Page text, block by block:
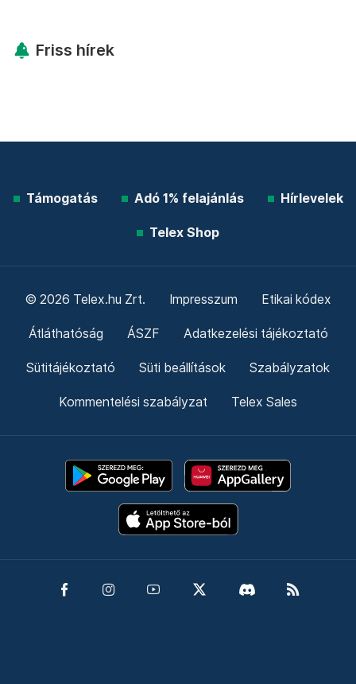
Friss hírek
Támogatás Adó 1% felajánlás Hírlevelek
Telex Shop
© 2026 Telex.hu Zrt. Impresszum Etikai kódex
Átláthatóság ÁSZF Adatkezelési tájékoztató
Sütitájékoztató Süti beállítások Szabályzatok
Kommentelési szabályzat Telex Sales